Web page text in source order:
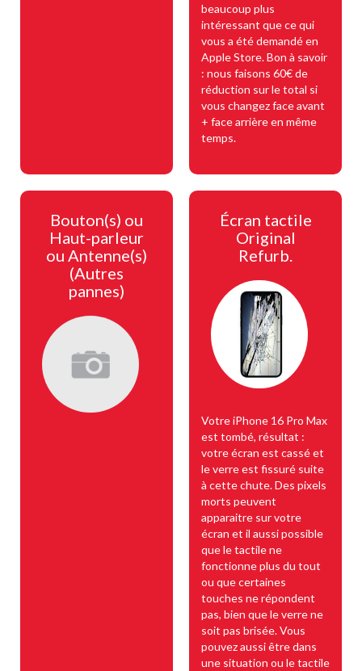
beaucoup plus
intéressant que ce qui
vous a été demandé en
Apple Store. Bon à savoir
: nous faisons 60€ de
réduction sur le total si
vous changez face avant
+ face arrière en même
temps.
Bouton(s) ou
Haut-parleur
ou Antenne(s)
(Autres
pannes)
Écran tactile
Original
Refurb.
Votre iPhone 16 Pro Max
est tombé, résultat :
votre écran est cassé et
le verre est fissuré suite
à cette chute. Des pixels
morts peuvent
apparaitre sur votre
écran et il aussi possible
que le tactile ne
fonctionne plus du tout
ou que certaines
touches ne répondent
pas, bien que le verre ne
soit pas brisée. Vous
pouvez aussi être dans
une situation ou le tactile